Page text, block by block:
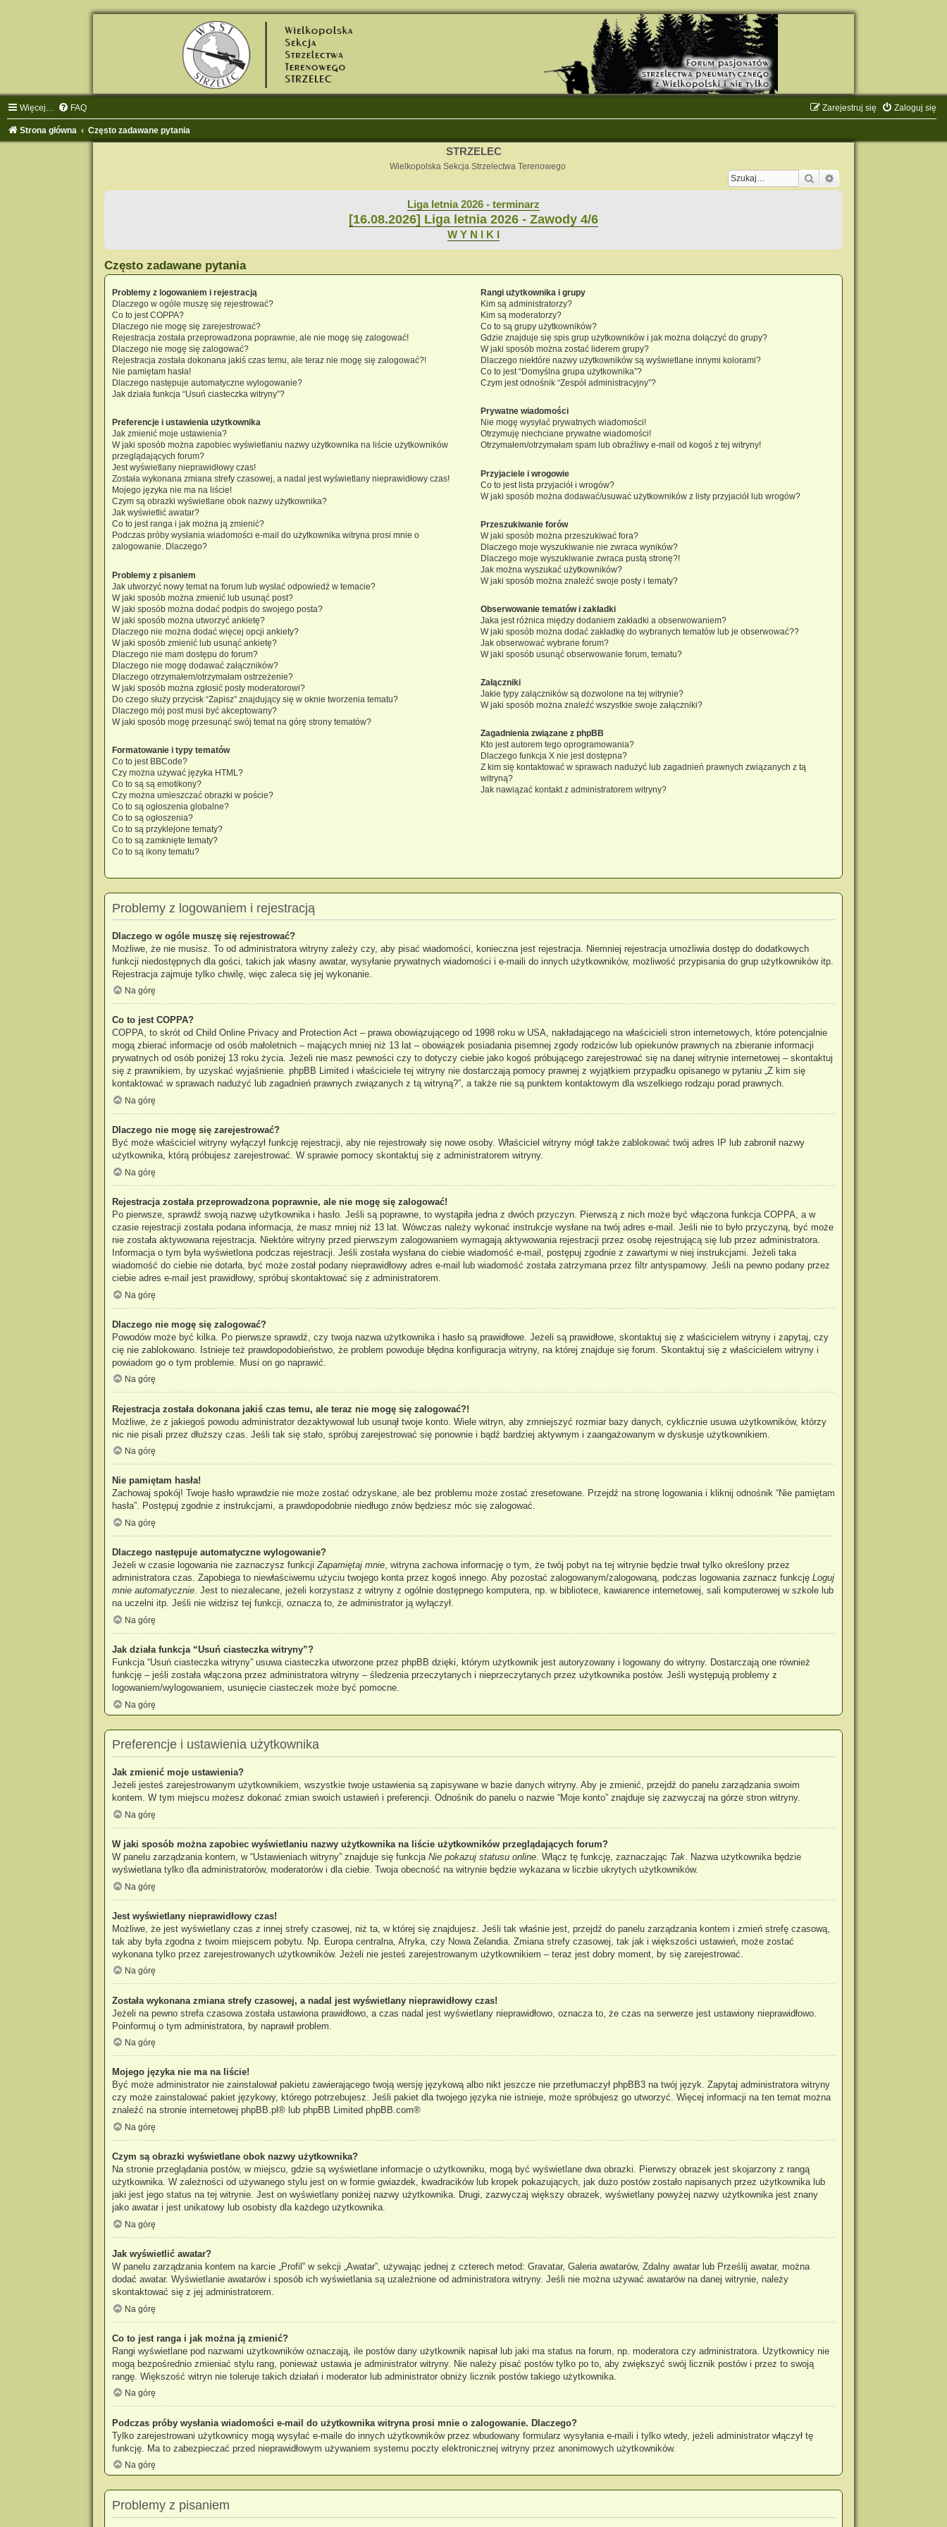
Więcej… FAQ Zaloguj się
Zarejestruj się
Strona główna Często zadawane pytania
STRZELEC
Wielkopolska Sekcja Strzelectwa Terenowego
Szukaj
Liga letnia 2026 - terminarz
[16.08.2026] Liga letnia 2026 - Zawody 4/6
W Y N I K I
Często zadawane pytania
Problemy z logowaniem i rejestracją
Dlaczego w ogóle muszę się rejestrować?
Co to jest COPPA?
Dlaczego nie mogę się zarejestrować?
Rejestracja została przeprowadzona poprawnie, ale nie mogę się zalogować!
Dlaczego nie mogę się zalogować?
Rejestracja została dokonana jakiś czas temu, ale teraz nie mogę się zalogować?!
Nie pamiętam hasła!
Dlaczego następuje automatyczne wylogowanie?
Jak działa funkcja “Usuń ciasteczka witryny”?
Preferencje i ustawienia użytkownika
Jak zmienić moje ustawienia?
W jaki sposób można zapobiec wyświetlaniu nazwy użytkownika na liście użytkowników
przeglądających forum?
Jest wyświetlany nieprawidłowy czas!
Została wykonana zmiana strefy czasowej, a nadal jest wyświetlany nieprawidłowy czas!
Mojego języka nie ma na liście!
Czym są obrazki wyświetlane obok nazwy użytkownika?
Jak wyświetlić awatar?
Co to jest ranga i jak można ją zmienić?
Podczas próby wysłania wiadomości e-mail do użytkownika witryna prosi mnie o
zalogowanie. Dlaczego?
Problemy z pisaniem
Jak utworzyć nowy temat na forum lub wysłać odpowiedź w temacie?
W jaki sposób można zmienić lub usunąć post?
W jaki sposób można dodać podpis do swojego posta?
W jaki sposób można utworzyć ankietę?
Dlaczego nie można dodać więcej opcji ankiety?
W jaki sposób zmienić lub usunąć ankietę?
Dlaczego nie mam dostępu do forum?
Dlaczego nie mogę dodawać załączników?
Dlaczego otrzymałem/otrzymałam ostrzeżenie?
W jaki sposób można zgłosić posty moderatorowi?
Do czego służy przycisk “Zapisz” znajdujący się w oknie tworzenia tematu?
Dlaczego mój post musi być akceptowany?
W jaki sposób mogę przesunąć swój temat na górę strony tematów?
Formatowanie i typy tematów
Co to jest BBCode?
Czy można używać języka HTML?
Co to są są emotikony?
Czy można umieszczać obrazki w poście?
Co to są ogłoszenia globalne?
Co to są ogłoszenia?
Co to są przyklejone tematy?
Co to są zamknięte tematy?
Co to są ikony tematu?
Rangi użytkownika i grupy
Kim są administratorzy?
Kim są moderatorzy?
Co to są grupy użytkowników?
Gdzie znajduje się spis grup użytkowników i jak można dołączyć do grupy?
W jaki sposób można zostać liderem grupy?
Dlaczego niektóre nazwy użytkowników są wyświetlane innymi kolorami?
Co to jest “Domyślna grupa użytkownika”?
Czym jest odnośnik “Zespół administracyjny”?
Prywatne wiadomości
Nie mogę wysyłać prywatnych wiadomości!
Otrzymuję niechciane prywatne wiadomości!
Otrzymałem/otrzymałam spam lub obraźliwy e-mail od kogoś z tej witryny!
Przyjaciele i wrogowie
Co to jest lista przyjaciół i wrogów?
W jaki sposób można dodawać/usuwać użytkowników z listy przyjaciół lub wrogów?
Przeszukiwanie forów
W jaki sposób można przeszukiwać fora?
Dlaczego moje wyszukiwanie nie zwraca wyników?
Dlaczego moje wyszukiwanie zwraca pustą stronę?!
Jak można wyszukać użytkowników?
W jaki sposób można znaleźć swoje posty i tematy?
Obserwowanie tematów i zakładki
Jaka jest różnica między dodaniem zakładki a obserwowaniem?
W jaki sposób można dodać zakładkę do wybranych tematów lub je obserwować??
Jak obserwować wybrane forum?
W jaki sposób usunąć obserwowanie forum, tematu?
Załączniki
Jakie typy załączników są dozwolone na tej witrynie?
W jaki sposób można znaleźć wszystkie swoje załączniki?
Zagadnienia związane z phpBB
Kto jest autorem tego oprogramowania?
Dlaczego funkcja X nie jest dostępna?
Z kim się kontaktować w sprawach nadużyć lub zagadnień prawnych związanych z tą
witryną?
Jak nawiązać kontakt z administratorem witryny?
Problemy z logowaniem i rejestracją
Dlaczego w ogóle muszę się rejestrować?
Możliwe, że nie musisz. To od administratora witryny zależy czy, aby pisać wiadomości, konieczna jest rejestracja. Niemniej rejestracja umożliwia dostęp do dodatkowych
funkcji niedostępnych dla gości, takich jak własny awatar, wysyłanie prywatnych wiadomości i e-maili do innych użytkowników, możliwość przypisania do grup użytkowników itp.
Rejestracja zajmuje tylko chwilę, więc zaleca się jej wykonanie.
Na górę
Co to jest COPPA?
COPPA, to skrót od Child Online Privacy and Protection Act – prawa obowiązującego od 1998 roku w USA, nakładającego na właścicieli stron internetowych, które potencjalnie
mogą zbierać informacje od osób małoletnich – mających mniej niż 13 lat – obowiązek posiadania pisemnej zgody rodziców lub opiekunów prawnych na zbieranie informacji
prywatnych od osób poniżej 13 roku życia. Jeżeli nie masz pewności czy to dotyczy ciebie jako kogoś próbującego zarejestrować się na danej witrynie internetowej – skontaktuj
się z prawnikiem, by uzyskać wyjaśnienie. phpBB Limited i właściciele tej witryny nie dostarczają pomocy prawnej z wyjątkiem przypadku opisanego w pytaniu „Z kim się
kontaktować w sprawach nadużyć lub zagadnień prawnych związanych z tą witryną?”, a także nie są punktem kontaktowym dla wszelkiego rodzaju porad prawnych.
Na górę
Dlaczego nie mogę się zarejestrować?
Być może właściciel witryny wyłączył funkcję rejestracji, aby nie rejestrowały się nowe osoby. Właściciel witryny mógł także zablokować twój adres IP lub zabronił nazwy
użytkownika, którą próbujesz zarejestrować. W sprawie pomocy skontaktuj się z administratorem witryny.
Na górę
Rejestracja została przeprowadzona poprawnie, ale nie mogę się zalogować!
Po pierwsze, sprawdź swoją nazwę użytkownika i hasło. Jeśli są poprawne, to wystąpiła jedna z dwóch przyczyn. Pierwszą z nich może być włączona funkcja COPPA, a w
czasie rejestracji została podana informacja, że masz mniej niż 13 lat. Wówczas należy wykonać instrukcje wysłane na twój adres e-mail. Jeśli nie to było przyczyną, być może
nie została aktywowana rejestracja. Niektóre witryny przed pierwszym zalogowaniem wymagają aktywowania rejestracji przez osobę rejestrującą się lub przez administratora.
Informacja o tym była wyświetlona podczas rejestracji. Jeśli została wysłana do ciebie wiadomość e-mail, postępuj zgodnie z zawartymi w niej instrukcjami. Jeżeli taka
wiadomość do ciebie nie dotarła, być może został podany nieprawidłowy adres e-mail lub wiadomość została zatrzymana przez filtr antyspamowy. Jeśli na pewno podany przez
ciebie adres e-mail jest prawidłowy, spróbuj skontaktować się z administratorem.
Na górę
Dlaczego nie mogę się zalogować?
Powodów może być kilka. Po pierwsze sprawdź, czy twoja nazwa użytkownika i hasło są prawidłowe. Jeżeli są prawidłowe, skontaktuj się z właścicielem witryny i zapytaj, czy
cię nie zablokowano. Istnieje też prawdopodobieństwo, że problem powoduje błędna konfiguracja witryny, na której znajduje się forum. Skontaktuj się z właścicielem witryny i
powiadom go o tym problemie. Musi on go naprawić.
Na górę
Rejestracja została dokonana jakiś czas temu, ale teraz nie mogę się zalogować?!
Możliwe, że z jakiegoś powodu administrator dezaktywował lub usunął twoje konto. Wiele witryn, aby zmniejszyć rozmiar bazy danych, cyklicznie usuwa użytkowników, którzy
nic nie pisali przez dłuższy czas. Jeśli tak się stało, spróbuj zarejestrować się ponownie i bądź bardziej aktywnym i zaangażowanym w dyskusje użytkownikiem.
Na górę
Nie pamiętam hasła!
Zachowaj spokój! Twoje hasło wprawdzie nie może zostać odzyskane, ale bez problemu może zostać zresetowane. Przejdź na stronę logowania i kliknij odnośnik “Nie pamiętam
hasła”. Postępuj zgodnie z instrukcjami, a prawdopodobnie niedługo znów będziesz móc się zalogować.
Na górę
Dlaczego następuje automatyczne wylogowanie?
Jeżeli w czasie logowania nie zaznaczysz funkcjiZapamiętaj mnie, witryna zachowa informację o tym, że twój pobyt na tej witrynie będzie trwał tylko określony przez
administratora czas. Zapobiega to niewłaściwemu użyciu twojego konta przez kogoś innego. Aby pozostać zalogowanym/zalogowaną, podczas logowania zaznacz funkcję Loguj
mnie automatycznie. Jest to niezalecane, jeżeli korzystasz z witryny z ogólnie dostępnego komputera, np. w bibliotece, kawiarence internetowej, sali komputerowej w szkole lub
na uczelni itp. Jeśli nie widzisz tej funkcji, oznacza to, że administrator ją wyłączył.
Na górę
Jak działa funkcja “Usuń ciasteczka witryny”?
Funkcja “Usuń ciasteczka witryny” usuwa ciasteczka utworzone przez phpBB dzięki, którym użytkownik jest autoryzowany i logowany do witryny. Dostarczają one również
funkcję – jeśli została włączona przez administratora witryny – śledzenia przeczytanych i nieprzeczytanych przez użytkownika postów. Jeśli występują problemy z
logowaniem/wylogowaniem, usunięcie ciasteczek może być pomocne.
Na górę
Preferencje i ustawienia użytkownika
Jak zmienić moje ustawienia?
Jeżeli jesteś zarejestrowanym użytkownikiem, wszystkie twoje ustawienia są zapisywane w bazie danych witryny. Aby je zmienić, przejdź do panelu zarządzania swoim
kontem. W tym miejscu możesz dokonać zmian swoich ustawień i preferencji. Odnośnik do panelu o nazwie “Moje konto” znajduje się zazwyczaj na górze stron witryny.
Na górę
W jaki sposób można zapobiec wyświetlaniu nazwy użytkownika na liście użytkowników przeglądających forum?
W panelu zarządzania kontem, w “Ustawieniach witryny” znajduje się funkcja Nie pokazuj statusu online. Włącz tę funkcję, zaznaczając Tak. Nazwa użytkownika będzie
wyświetlana tylko dla administratorów, moderatorów i dla ciebie. Twoja obecność na witrynie będzie wykazana w liczbie ukrytych użytkowników.
Na górę
Jest wyświetlany nieprawidłowy czas!
Możliwe, że jest wyświetlany czas z innej strefy czasowej, niż ta, w której się znajdujesz. Jeśli tak właśnie jest, przejdź do panelu zarządzania kontem i zmień strefę czasową,
tak aby była zgodna z twoim miejscem pobytu. Np. Europa centralna, Afryka, czy Nowa Zelandia. Zmiana strefy czasowej, tak jak i większości ustawień, może zostać
wykonana tylko przez zarejestrowanych użytkowników. Jeżeli nie jesteś zarejestrowanym użytkownikiem – teraz jest dobry moment, by się zarejestrować.
Na górę
Została wykonana zmiana strefy czasowej, a nadal jest wyświetlany nieprawidłowy czas!
Jeżeli na pewno strefa czasowa została ustawiona prawidłowo, a czas nadal jest wyświetlany nieprawidłowo, oznacza to, że czas na serwerze jest ustawiony nieprawidłowo.
Poinformuj o tym administratora, by naprawił problem.
Na górę
Mojego języka nie ma na liście!
Być może administrator nie zainstalował pakietu zawierającego twoją wersję językową albo nikt jeszcze nie przetłumaczył phpBB3 na twój język. Zapytaj administratora witryny
czy może zainstalować pakiet językowy, którego potrzebujesz. Jeśli pakiet dla twojego języka nie istnieje, może spróbujesz go utworzyć. Więcej informacji na ten temat można
znaleźć na stronie internetowej phpBB.pl ® lub phpBB Limited phpBB.com®
Na górę
Czym są obrazki wyświetlane obok nazwy użytkownika?
Na stronie przeglądania postów, w miejscu, gdzie są wyświetlane informacje o użytkowniku, mogą być wyświetlane dwa obrazki. Pierwszy obrazek jest skojarzony z rangą
użytkownika. W zależności od używanego stylu jest on w formie gwiazdek, kwadracików lub kropek pokazujących, jak dużo postów zostało napisanych przez użytkownika lub
jaki jest jego status na tej witrynie. Jest on wyświetlany poniżej nazwy użytkownika. Drugi, zazwyczaj większy obrazek, wyświetlany powyżej nazwy użytkownika jest znany
jako awatar i jest unikatowy lub osobisty dla każdego użytkownika.
Na górę
Jak wyświetlić awatar?
W panelu zarządzania kontem na karcie „Profil” w sekcji „Awatar”, używając jednej z czterech metod: Gravatar, Galeria awatarów, Zdalny awatar lub Prześlij awatar, można
dodać awatar. Wyświetlanie awatarów i sposób ich wyświetlania są uzależnione od administratora witryny. Jeśli nie można używać awatarów na danej witrynie, należy
skontaktować się z jej administratorem.
Na górę
Co to jest ranga i jak można ją zmienić?
Rangi wyświetlane pod nazwami użytkowników oznaczają, ile postów dany użytkownik napisał lub jaki ma status na forum, np. moderatora czy administratora. Użytkownicy nie
mogą bezpośrednio zmieniać stylu rang, ponieważ ustawia je administrator witryny. Nie należy pisać postów tylko po to, aby zwiększyć swój licznik postów i przez to swoją
rangę. Większość witryn nie toleruje takich działań i moderator lub administrator obniży licznik postów takiego użytkownika.
Na górę
Podczas próby wysłania wiadomości e-mail do użytkownika witryna prosi mnie o zalogowanie. Dlaczego?
Tylko zarejestrowani użytkownicy mogą wysyłać e-maile do innych użytkowników przez wbudowany formularz wysyłania e-maili i tylko wtedy, jeżeli administrator włączył tę
funkcję. Ma to zabezpieczać przed nieprawidłowym używaniem systemu poczty elektronicznej witryny przez anonimowych użytkowników.
Na górę
Problemy z pisaniem